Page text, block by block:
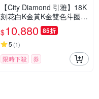
【City Diamond 引雅】18K
刻花白K金黃K金雙色斗圈耳
環 (浮光流影系列)
$10,880 85折
5 (1)
限時下殺 券